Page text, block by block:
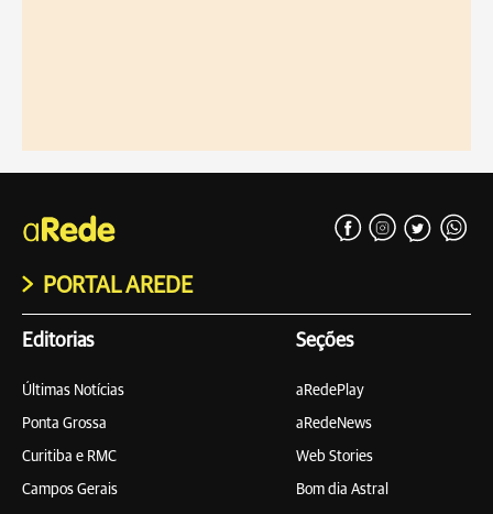
PORTAL AREDE
Editorias
Últimas Notícias
Ponta Grossa
Curitiba e RMC
Campos Gerais
Seções
aRedePlay
aRedeNews
Web Stories
Bom dia Astral